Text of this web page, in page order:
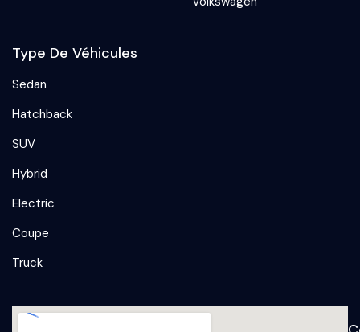
Type De Véhicules
Sedan
Hatchback
SUV
Hybrid
Electric
Coupe
Truck